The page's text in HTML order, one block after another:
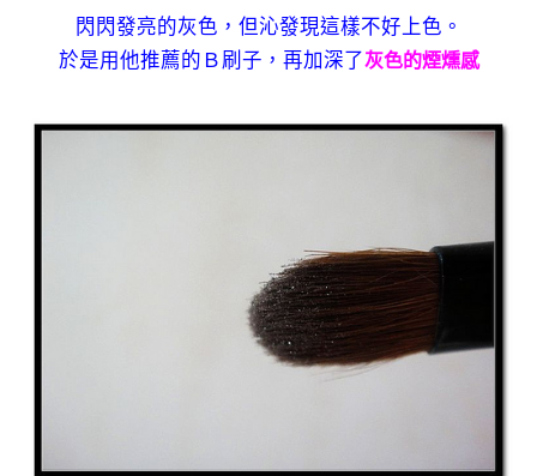
閃閃發亮的灰色，但沁發現這樣不好上色。
於是用他推薦的Ｂ刷子，再加深了灰色的煙燻感